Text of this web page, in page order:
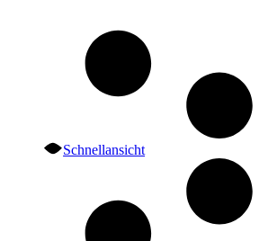
Schnellansicht